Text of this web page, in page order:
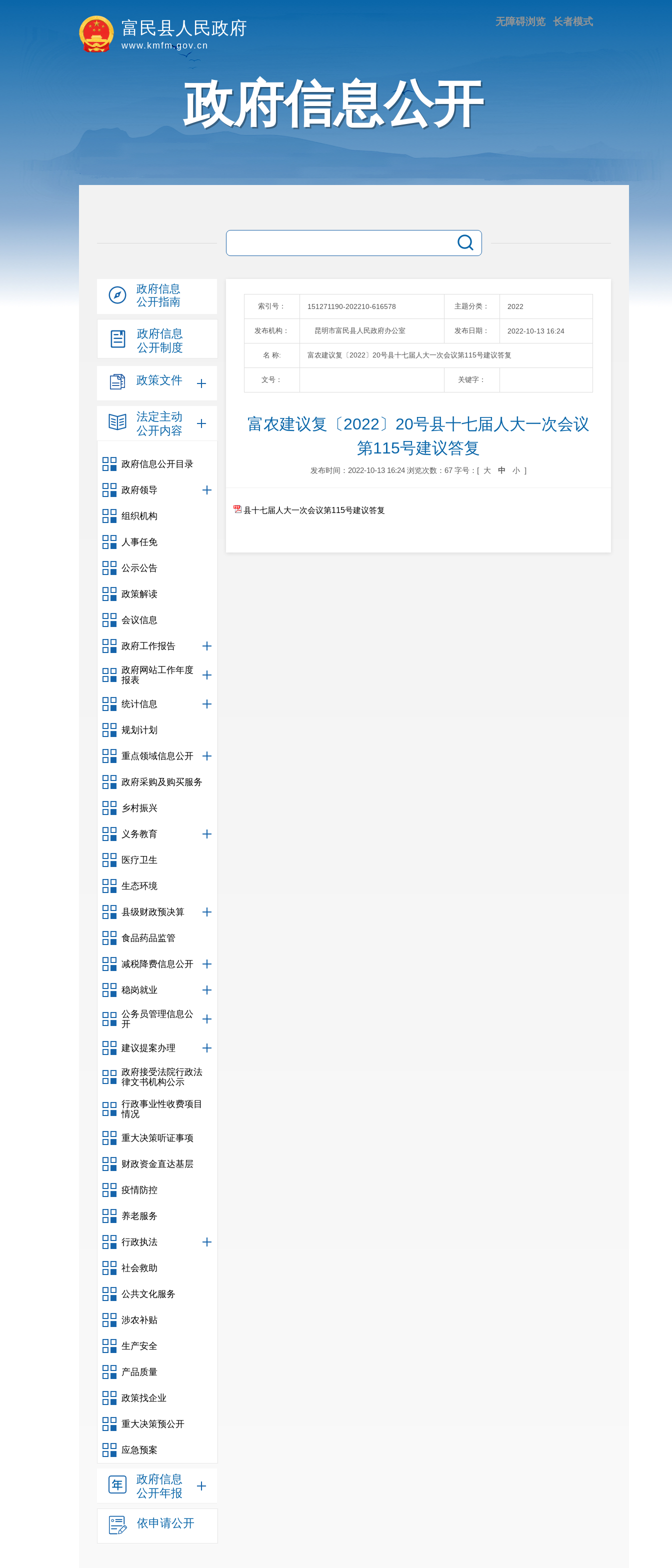
富民县人民政府
www.kmfm.gov.cn
长者模式
无障碍浏览
政府信息公开
政府信息
公开指南
政府信息
公开制度
政策文件
法定主动
公开内容
政府信息公开目录
政府领导
组织机构
人事任免
公示公告
政策解读
会议信息
政府工作报告
政府网站工作年度
报表
统计信息
规划计划
重点领域信息公开
政府采购及购买服务
乡村振兴
义务教育
医疗卫生
生态环境
县级财政预决算
食品药品监管
减税降费信息公开
稳岗就业
公务员管理信息公
开
建议提案办理
政府接受法院行政法
律文书机构公示
行政事业性收费项目
情况
重大决策听证事项
财政资金直达基层
疫情防控
养老服务
行政执法
社会救助
公共文化服务
涉农补贴
生产安全
产品质量
政策找企业
重大决策预公开
应急预案
政府信息
公开年报
依申请公开
索引号： 151271190-202210-616578 主题分类： 2022
发布机构： 昆明市富民县人民政府办公室 发布日期： 2022-10-13 16:24
名 称: 富农建议复〔2022〕20号县十七届人大一次会议第115号建议答复
文号： 关键字：
富农建议复〔2022〕20号县十七届人大一次会议
第115号建议答复
发布时间：2022-10-13 16:24 浏览次数：67 字号：[ 大 中 小 ]
县十七届人大一次会议第115号建议答复